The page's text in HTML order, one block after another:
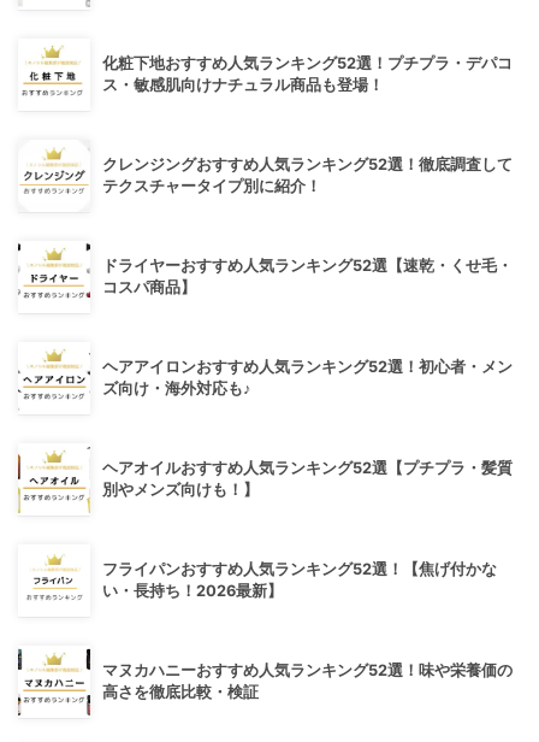
化粧下地おすすめ人気ランキング52選！プチプラ・デパコ
ス・敏感肌向けナチュラル商品も登場！
クレンジングおすすめ人気ランキング52選！徹底調査して
テクスチャータイプ別に紹介！
ドライヤーおすすめ人気ランキング52選【速乾・くせ毛・
コスパ商品】
ヘアアイロンおすすめ人気ランキング52選！初心者・メン
ズ向け・海外対応も♪
ヘアオイルおすすめ人気ランキング52選【プチプラ・髪質
別やメンズ向けも！】
フライパンおすすめ人気ランキング52選！【焦げ付かな
い・長持ち！2026最新】
マヌカハニーおすすめ人気ランキング52選！味や栄養価の
高さを徹底比較・検証